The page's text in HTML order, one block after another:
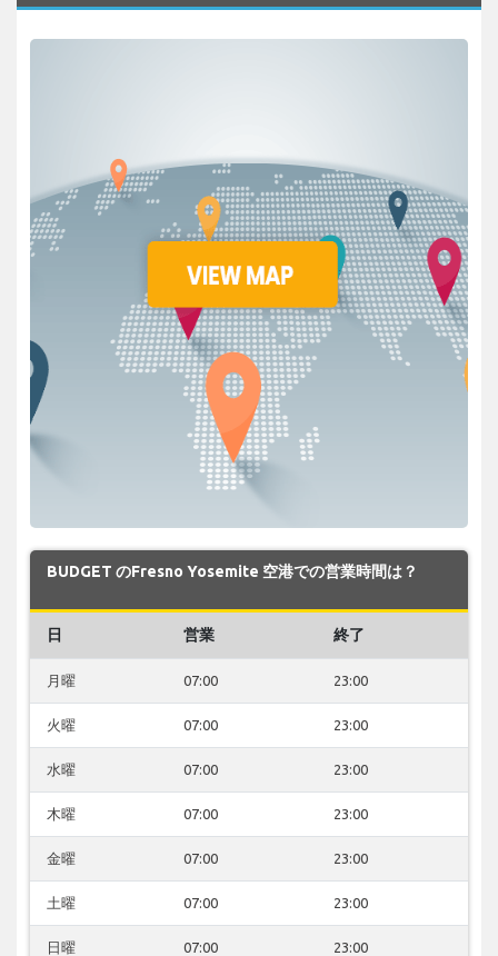
BUDGET のFresno Yosemite 空港での営業時間は？
日 営業 終了
月曜 07:00 23:00
火曜 07:00 23:00
水曜 07:00 23:00
木曜 07:00 23:00
金曜 07:00 23:00
土曜 07:00 23:00
日曜 07:00 23:00